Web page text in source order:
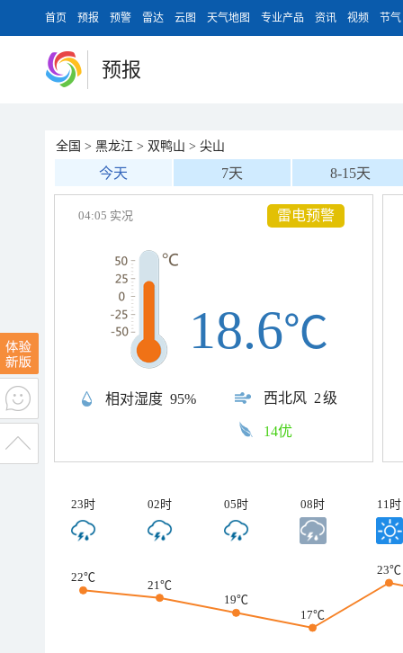
首页 预报 预警 雷达 云图 天气地图 专业产品 资讯 视频 节气
预报
全国 > 黑龙江 > 双鸭山 > 尖山
今天 7天 8-15天
雷电预警
04:05 实况
相对湿度 95% 西北风 2级
18.6℃
14优
23时 02时 05时 08时 11时
22℃
21℃
19℃
17℃
23℃